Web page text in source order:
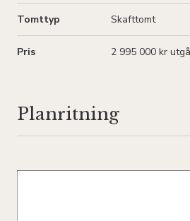
Tomttyp Skafttomt
Pris 2 995 000 kr
Planritning